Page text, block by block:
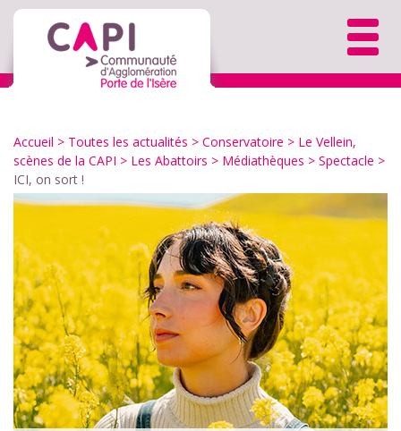
Accueil > Toutes les actualités > Conservatoire > Le Vellein,
scènes de la CAPI > Les Abattoirs > Médiathèques > Spectacle >
ICI, on sort !